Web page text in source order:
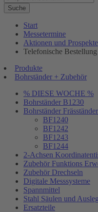
Suche
Start
Messetermine
Aktionen und Prospekte
Telefonische
Produkte
Bohrständer + Zubehör
% DIESE WOCHE %
Bohrständer B1230
Bohrständer
BF1240
BF1242
BF1243
BF1244
2-Achsen
Zubehör Funktions
Zubehör Drechseln
Digitale Messsysteme
Spannmittel
Stahl Säulen und
Ersatzteile